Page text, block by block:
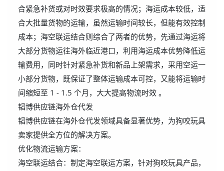
合紧急补货或对时效要求极高的情况；海运成本较低，适
合大批量货物的运输，虽然运输时间较长，但能有效控制
成本；海空联运结合则综合了两者的优势，先通过海运将
大部分货物运往海外临近港口，利用海运成本优势降低运
输费用，同时针对紧急补货和新品上架需求，采用空运一
小部分货物，既保证了整体运输成本可控，又能将运输时
间缩短至 1 - 1.5 个月，大大提高物流时效 。
韬博供应链海外仓代发
韬博供应链在海外仓代发领域具备显著优势，为狗咬玩具
卖家提供全方位的解决方案。
优化物流运输方案：
海空联运结合：制定海空联运方案，针对狗咬玩具产品，